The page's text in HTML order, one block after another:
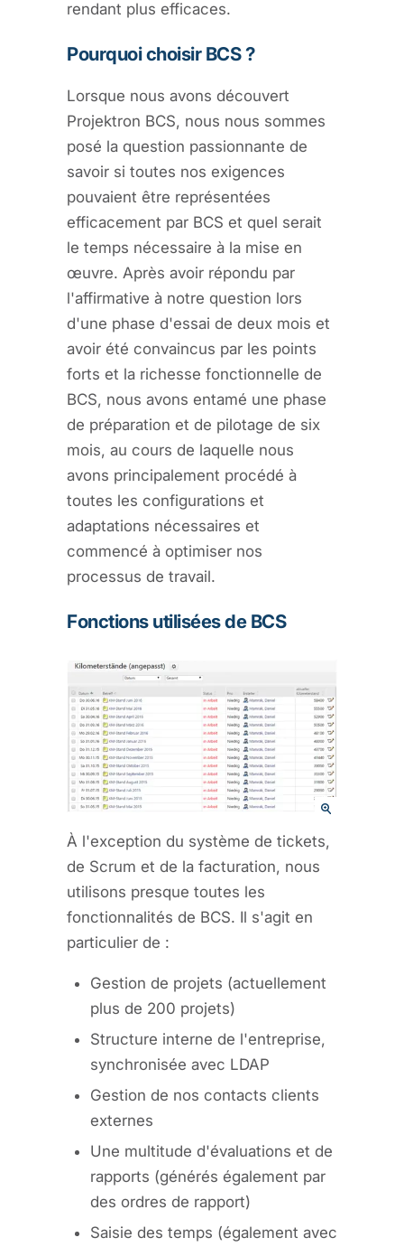
rendant plus efficaces.
Pourquoi choisir BCS ?
Lorsque nous avons découvert
Projektron BCS, nous nous sommes
posé la question passionnante de
savoir si toutes nos exigences
pouvaient être représentées
efficacement par BCS et quel serait
le temps nécessaire à la mise en
œuvre. Après avoir répondu par
l'affirmative à notre question lors
d'une phase d'essai de deux mois et
avoir été convaincus par les points
forts et la richesse fonctionnelle de
BCS, nous avons entamé une phase
de préparation et de pilotage de six
mois, au cours de laquelle nous
avons principalement procédé à
toutes les configurations et
adaptations nécessaires et
commencé à optimiser nos
processus de travail.
Fonctions utilisées de BCS
À l'exception du système de tickets,
de Scrum et de la facturation, nous
utilisons presque toutes les
fonctionnalités de BCS. Il s'agit en
particulier de :
Gestion de projets (actuellement
plus de 200 projets)
Structure interne de l'entreprise,
synchronisée avec LDAP
Gestion de nos contacts clients
externes
Une multitude d'évaluations et de
rapports (générés également par
des ordres de rapport)
Saisie des temps (également avec